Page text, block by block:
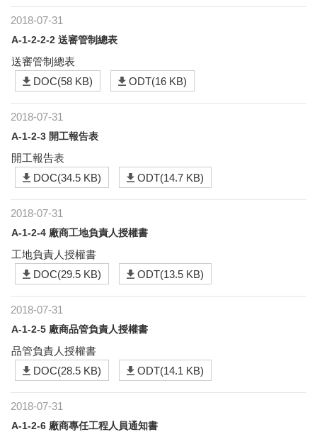
2018-07-31
A-1-2-2-2 送審管制總表
送審管制總表
DOC(58 KB)
ODT(16 KB)
2018-07-31
A-1-2-3 開工報告表
開工報告表
DOC(34.5 KB)
ODT(14.7 KB)
2018-07-31
A-1-2-4 廠商工地負責人授權書
工地負責人授權書
DOC(29.5 KB)
ODT(13.5 KB)
2018-07-31
A-1-2-5 廠商品管負責人授權書
品管負責人授權書
DOC(28.5 KB)
ODT(14.1 KB)
2018-07-31
A-1-2-6 廠商專任工程人員通知書